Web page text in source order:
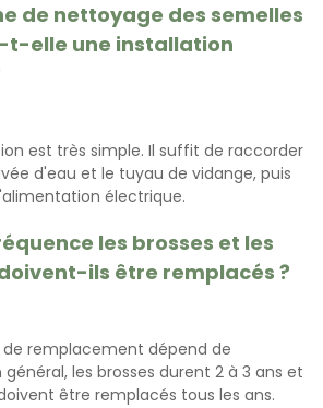
de nettoyage des semelles
t-elle une installation
est très simple. Il suffit de raccorder
d'eau et le tuyau de vidange, puis
électrique.
les brosses et les
ils être remplacés ?
remplacement dépend de
général, les brosses durent 2 à 3 ans et
être remplacés tous les ans.